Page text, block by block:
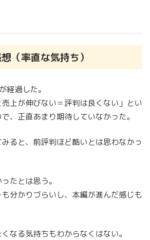
（率直な気持ち）
経過した。
売上が伸びない＝評判は良くない」とい
、正直あまり期待していなかった。
ると、前評判ほど酷いとは思わなかっ
たとは思う。
分かりづらいし、本編が進んだ感じも
なる気持ちもわからなくはない。